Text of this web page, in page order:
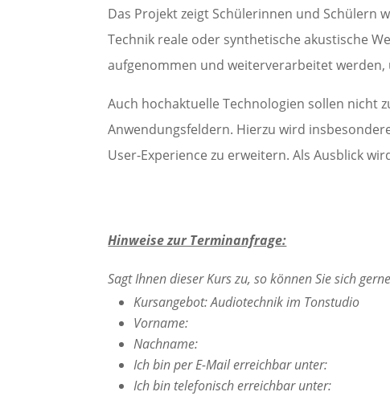
Das Projekt zeigt Schülerinnen und Schülern
Technik reale oder synthetische akustische
aufgenommen und weiterverarbeitet werden,
Auch hochaktuelle Technologien sollen nicht
Anwendungsfeldern. Hierzu wird
User-Experience zu erweitern. Als Ausblick
Hinweise zur Terminanfrage:
Sagt Ihnen dieser Kurs zu, so können Sie sich
Kursangebot: Audiotechnik im Tonstudio
Vorname:
Nachname:
Ich bin per E-Mail erreichbar unter:
Ich bin telefonisch erreichbar unter: